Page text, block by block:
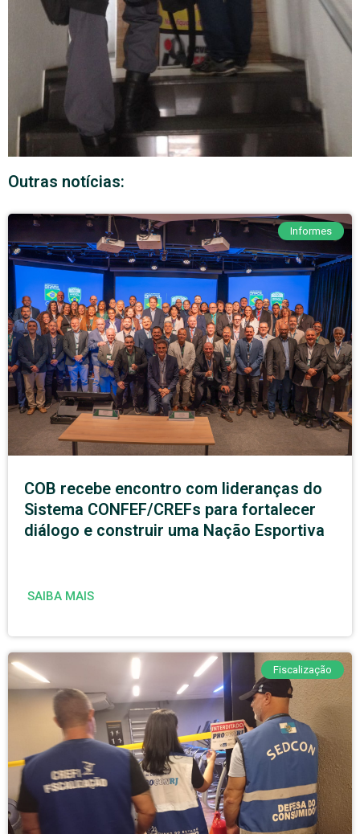
Outras notícias:
Informes
COB recebe encontro com lideranças do
Sistema CONFEF/CREFs para fortalecer
diálogo e construir uma Nação Esportiva
SAIBA MAIS
Fiscalização